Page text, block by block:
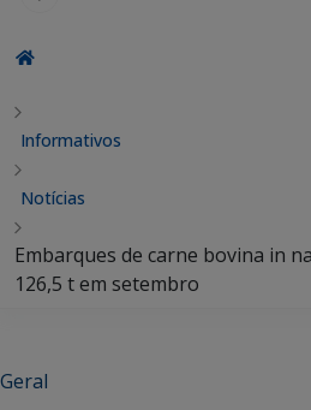
Informativos
Notícias
Embarques de carne bovina in
126,5 t em setembro
Geral